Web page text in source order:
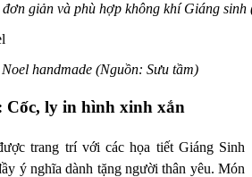
giản và phù hợp không khí Giáng sinh
handmade (Nguồn: Sưu tầm)
Cốc, ly in hình xinh xắn
trang trí với các họa tiết Giáng Sinh
ý nghĩa dành tặng người thân yêu. Món